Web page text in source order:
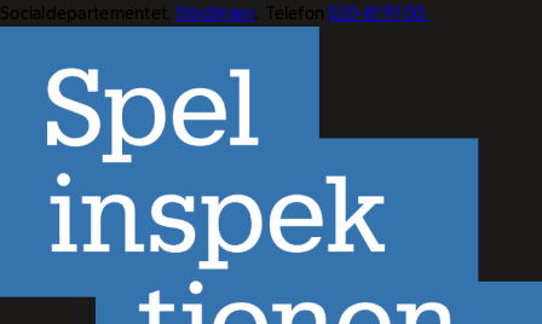
Socialdepartementet. Stödlinjen . Telefon020-81 91 00.